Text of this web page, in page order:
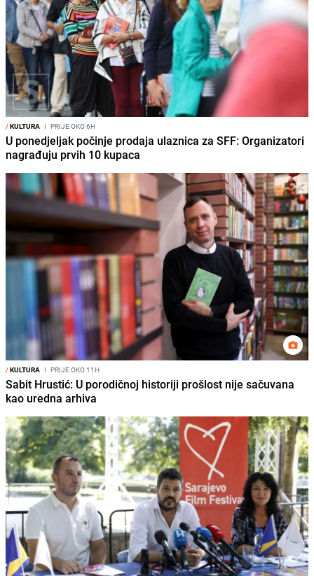
/KULTURA I PRIJE OKO 6H
U ponedjeljak počinje prodaja ulaznica za SFF: Organizatori
nagrađuju prvih 10 kupaca
/KULTURA I PRIJE OKO 11H
Sabit Hrustić: U porodičnoj historiji prošlost nije sačuvana
kao uredna arhiva